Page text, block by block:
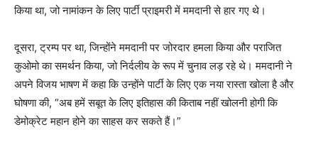
किया था, जो नामांकन के लिए पार्टी प्राइमरी में ममदानी से हार गए थे।
दूसरा, ट्रम्प पर था, जिन्होंने ममदानी पर जोरदार हमला किया और पराजित
कुओमो का समर्थन किया, जो निर्दलीय के रूप में चुनाव लड़ रहे थे। ममदानी ने
अपने विजय भाषण में कहा कि उन्होंने पार्टी के लिए एक नया रास्ता खोला है और
घोषणा की, “अब हमें सबूत के लिए इतिहास की किताब नहीं खोलनी होगी कि
डेमोक्रेट महान होने का साहस कर सकते हैं।”